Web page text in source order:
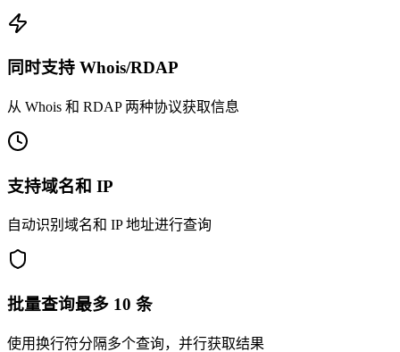
同时支持 Whois/RDAP
从 Whois 和 RDAP 两种协议获取信息
支持域名和 IP
自动识别域名和 IP 地址进行查询
批量查询最多 10 条
使用换行符分隔多个查询，并行获取结果